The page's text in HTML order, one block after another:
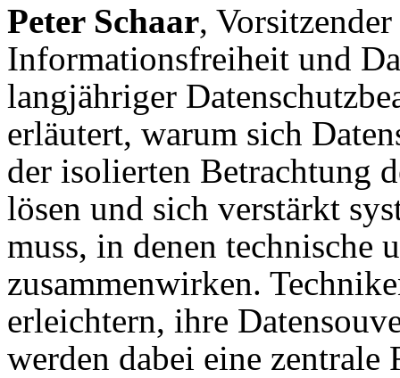
Peter Schaar,
Informationsfreiheit und
langjähriger
erläutert, warum sich
der isolierten Betrachtung
lösen und sich verstärkt
muss, in denen technische
zusammenwirken.
erleichtern, ihre
werden dabei eine zentrale